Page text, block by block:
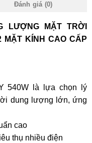
Đánh giá (0)
MẶT TRỜI
MẶT KÍNH CAO CẤP
540W là lựa chọn lý
dung lượng lớn, ứng
cao
thụ nhiều điện